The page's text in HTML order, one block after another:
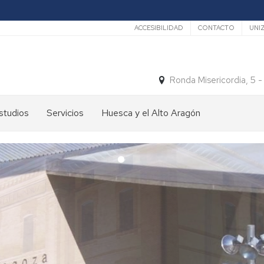
Secundario
ACCESIBILIDAD CONTACTO
Ronda Misericordia, 5
Servicios Huesca y el Alto Aragón
tiempo
Medios
Huesca